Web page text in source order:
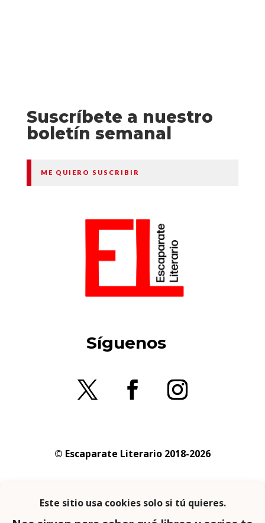
Suscríbete a nuestro
boletín semanal
ME QUIERO SUSCRIBIR
Síguenos
© Escaparate Literario 2018-2026
privacidad